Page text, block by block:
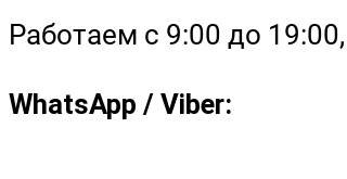
Работаем с 9:00 до
WhatsApp / Viber: